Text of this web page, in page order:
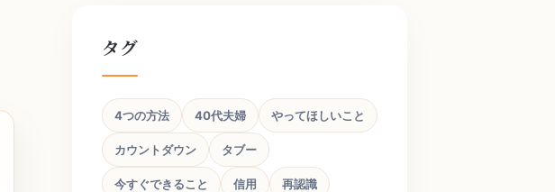
タグ
4つの方法 40代夫婦 やってほしいこと
カウントダウン タブー
今すぐできること 信用 再認識